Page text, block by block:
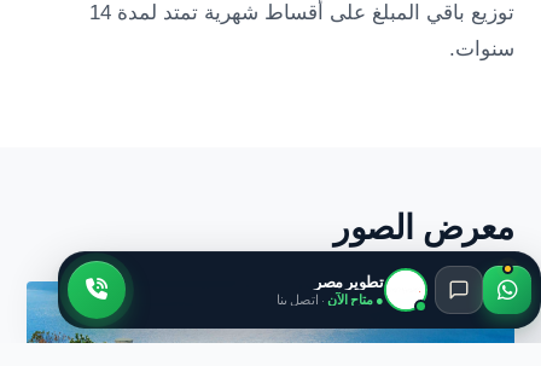
توزيع باقي المبلغ على أقساط شهرية تمتد لمدة 14
سنوات.
معرض الصور
تطوير مصر
● متاح الآن · اتصل بنا